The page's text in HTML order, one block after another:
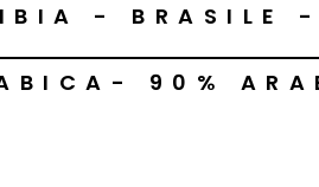
- BRASILE -
90%